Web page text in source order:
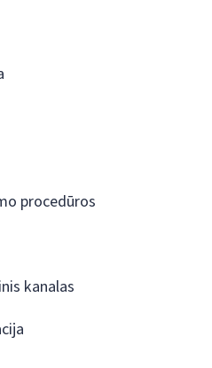
procedūros
kanalas